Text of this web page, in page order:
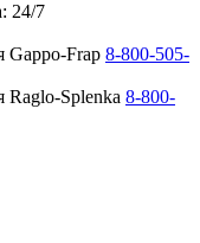
24/7
Gappo-Frap 8-800-505-
Splenka 8-800-